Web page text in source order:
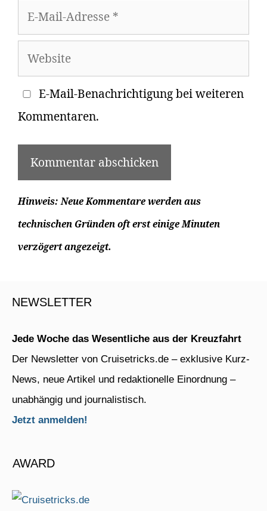
E-
Mail-
Adresse
Website
E-Mail-Benachrichtigung bei weiteren
Kommentaren.
Hinweis: Neue Kommentare werden aus
technischen Gründen oft erst einige Minuten
verzögert angezeigt.
NEWSLETTER
Jede Woche das Wesentliche aus der Kreuzfahrt
Der Newsletter von Cruisetricks.de – exklusive Kurz-
News, neue Artikel und redaktionelle Einordnung –
unabhängig und journalistisch.
Jetzt anmelden!
AWARD